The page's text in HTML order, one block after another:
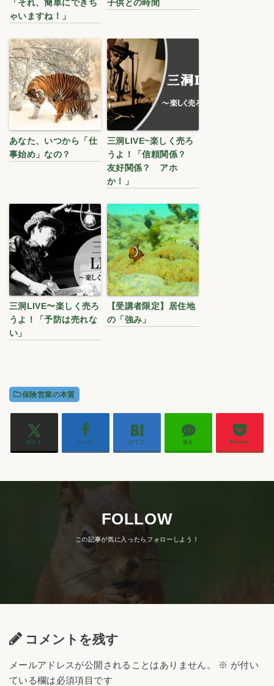
「それ、簡単にできち
ゃいますね！」
子供との時間
あなた、いつから「仕
事始め」なの？
三洞LIVE~楽しく売ろ
うよ！「信頼関係？
友好関係？ アホ
か！」
三洞LIVE〜楽しく売ろ
うよ！「予防は売れな
い」
【受講者限定】居住地
の「強み」
保険営業の本質
ポスト シェア はてブ 送る Pocket
FOLLOW
コメントを残す
メールアドレスが公開されることはありません。 ※ が付い
ている欄は必須項目です